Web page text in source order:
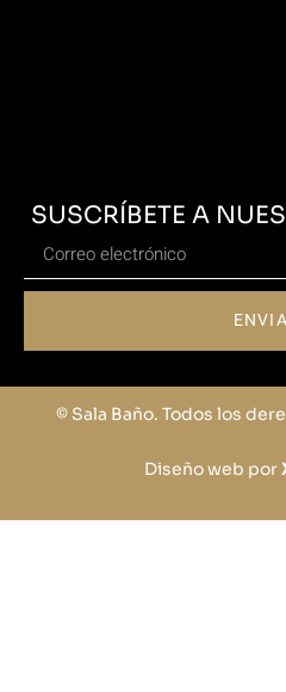
SUSCRÍBETE A
© Sala Baño. Todos los
Diseño web por